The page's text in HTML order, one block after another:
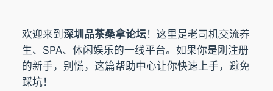
欢迎来到 深圳品茶桑拿论坛！这里是老司机交流养
生、SPA、休闲娱乐的一线平台。如果你是刚注册
的新手，别慌，这篇帮助中心让你快速上手，避免
踩坑！